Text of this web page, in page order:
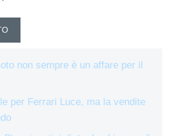
non sempre è un affare per il
per Ferrari Luce, ma la vendite